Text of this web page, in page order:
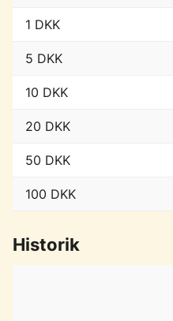
1 DKK
5 DKK
10 DKK
20 DKK
50 DKK
100 DKK
Historik